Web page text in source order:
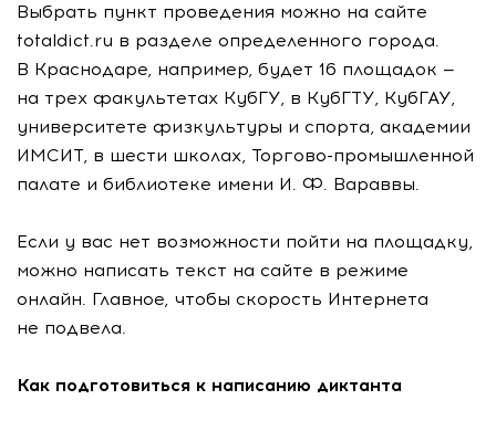
Выбрать пункт проведения можно на сайте
totaldict.ru в разделе определенного города.
В Краснодаре, например, будет 16 площадок —
на трех факультетах КубГУ, в КубГТУ, КубГАУ,
университете физкультуры и спорта, академии
ИМСИТ, в шести школах, Торгово-промышленной
палате и библиотеке имени И. Ф. Вараввы.
Если у вас нет возможности пойти на площадку,
можно написать текст на сайте в режиме
онлайн. Главное, чтобы скорость Интернета
не подвела.
Как подготовиться к написанию диктанта